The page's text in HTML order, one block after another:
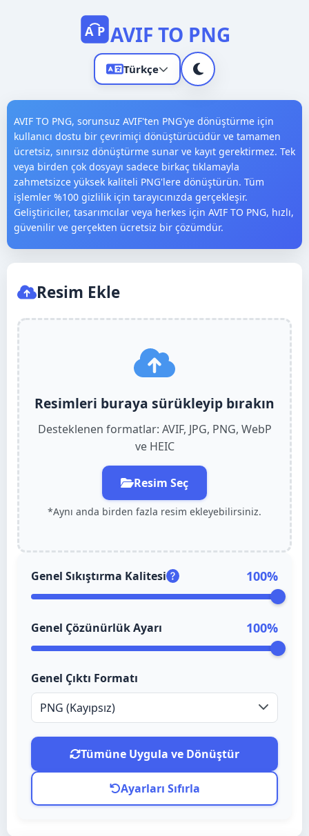
A P AVIF TO PNG
Türkçe
English
中文
Español
Deutsch
Italiano
Dansk
Suomi
Português (PT)
Čeština
Magyar
Slovenščina
Ελληνικά
Română
Lietuvių
AVIF TO PNG, sorunsuz AVIF'ten PNG'ye dönüştürme için
kullanıcı dostu bir çevrimiçi dönüştürücüdür ve tamamen
ücretsiz, sınırsız dönüştürme sunar ve kayıt gerektirmez. Tek
veya birden çok dosyayı sadece birkaç tıklamayla
zahmetsizce yüksek kaliteli PNG'lere dönüştürün. Tüm
işlemler %100 gizlilik için tarayıcınızda gerçekleşir.
Geliştiriciler, tasarımcılar veya herkes için AVIF TO PNG, hızlı,
güvenilir ve gerçekten ücretsiz bir çözümdür.
Resim Ekle
Resimleri buraya sürükleyip bırakın
Desteklenen formatlar: AVIF, JPG, PNG, WebP
ve HEIC
Resim Seç
*Aynı anda birden fazla resim ekleyebilirsiniz.
Genel Sıkıştırma Kalitesi 100%
Genel Çözünürlük Ayarı 100%
Genel Çıktı Formatı
PNG (Kayıpsız)
Tümüne Uygula ve Dönüştür
Ayarları Sıfırla